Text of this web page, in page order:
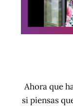
Ahora que
si piensas